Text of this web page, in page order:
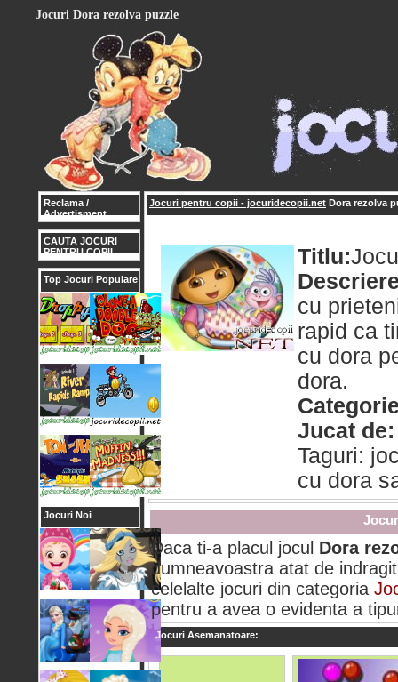
Jocuri Dora rezolva puzzle
Reclama /
Advertisment
CAUTA JOCURI
PENTRU COPII
Top Jocuri Populare
Jocuri Noi
Jocuri pentru copii - jocuridecopii.net Dora rezolva
Titlu:
cu
rapid ca
cu dora
dora.
Jucat de:
Taguri:
cu dora
Daca ti-a placul jocul Dora
dumneavoastra atat de
celelalte jocuri din categoria
pentru a avea o evidenta a
Jocuri Asemanatoare: